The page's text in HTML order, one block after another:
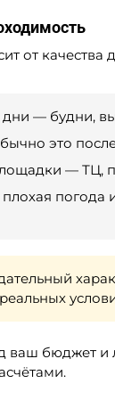
от
— будни,
это
— ТЦ,
ваш бюджет и